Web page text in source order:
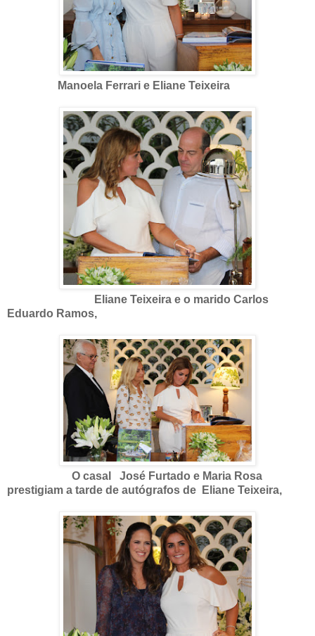
Manoela Ferrari e Eliane Teixeira
Eliane Teixeira e o marido Carlos
Eduardo Ramos,
O casal José Furtado e Maria Rosa
prestigiam a tarde de autógrafos de Eliane Teixeira,